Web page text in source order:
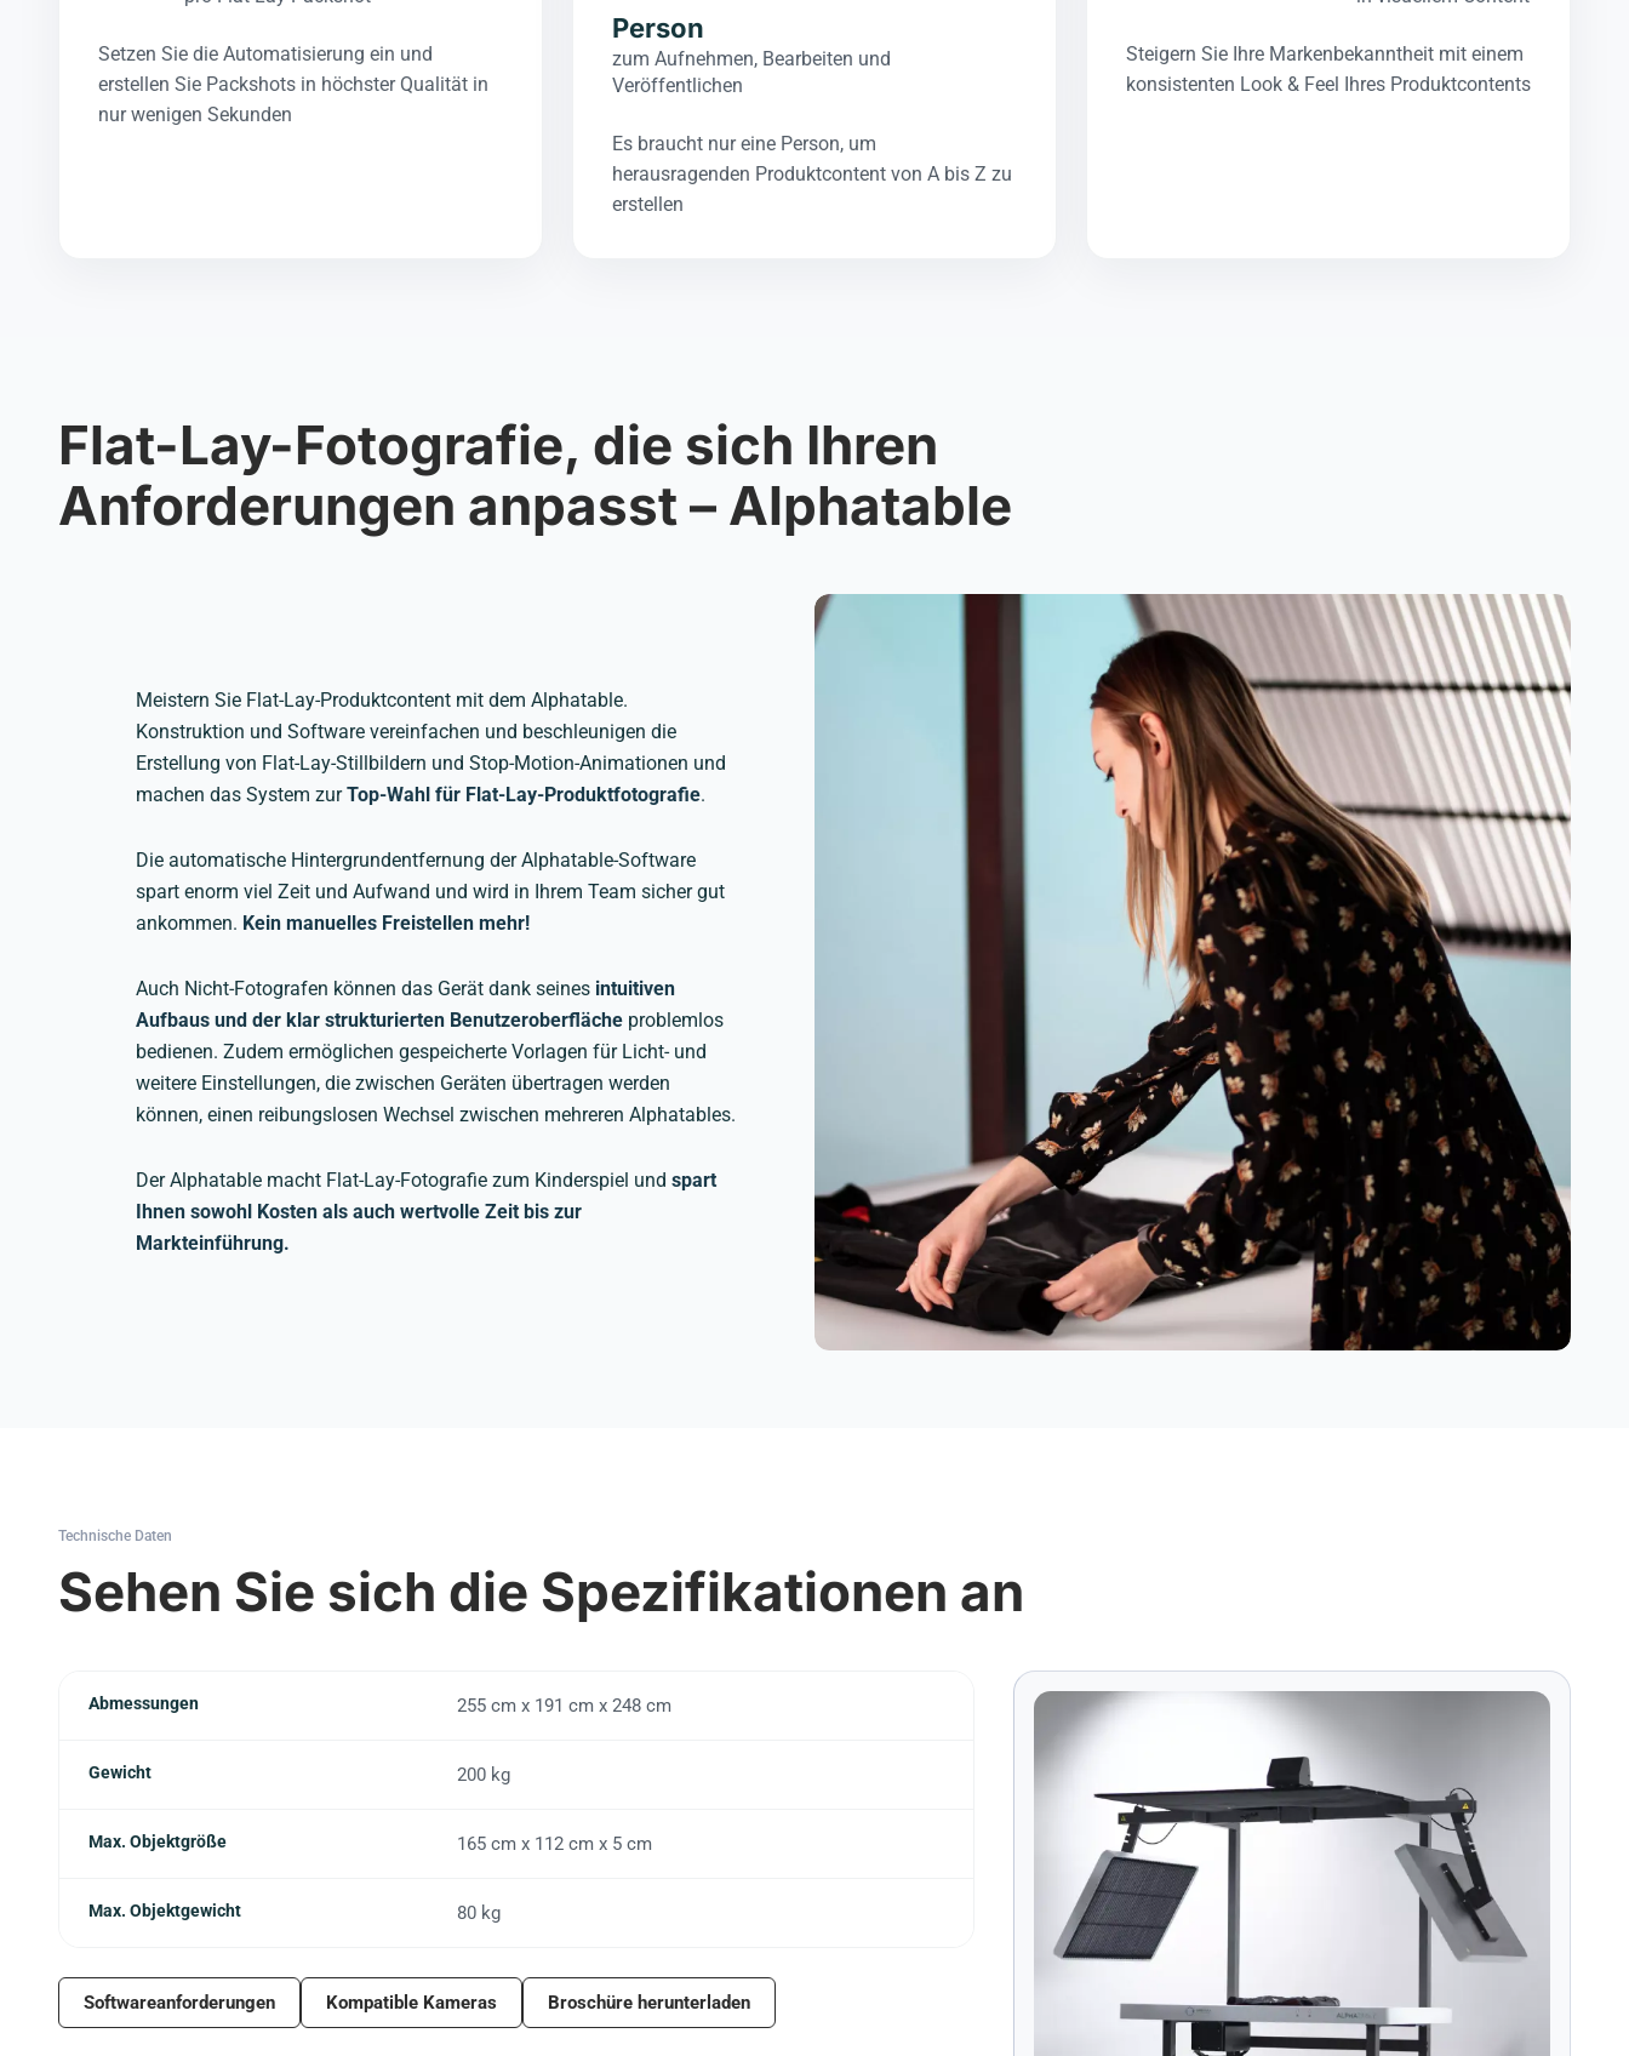
Setzen Sie die Automatisierung ein und
erstellen Sie Packshots in höchster Qualität in
nur wenigen Sekunden
Person
zum Aufnehmen, Bearbeiten und
Veröffentlichen
Es braucht nur eine Person, um
herausragenden Produktcontent von A bis Z zu
erstellen
Steigern Sie Ihre Markenbekanntheit mit einem
konsistenten Look & Feel Ihres Produktcontents
Flat-Lay-Fotografie, die sich Ihren
Anforderungen anpasst – Alphatable
Meistern Sie Flat-Lay-Produktcontent mit dem Alphatable.
Konstruktion und Software vereinfachen und beschleunigen die
Erstellung von Flat-Lay-Stillbildern und Stop-Motion-Animationen und
machen das System zurTop-Wahl für Flat-Lay-Produktfotografie.
Die automatische Hintergrundentfernung der Alphatable-Software
spart enorm viel Zeit und Aufwand und wird in Ihrem Team sicher gut
ankommen. Kein manuelles Freistellen mehr!
Auch Nicht-Fotografen können das Gerät dank seines intuitiven
Aufbaus und der klar strukturierten Benutzeroberfläche problemlos
bedienen. Zudem ermöglichen gespeicherte Vorlagen für Licht- und
weitere Einstellungen, die zwischen Geräten übertragen werden
können, einen reibungslosen Wechsel zwischen mehreren Alphatables.
Der Alphatable macht Flat-Lay-Fotografie zum Kinderspiel und spart
Ihnen sowohl Kosten als auch wertvolle Zeit bis zur
Markteinführung.
Technische Daten
Sehen Sie sich die Spezifikationen an
Abmessungen 255 cm x 191 cm x 248 cm
Gewicht 200 kg
Max. Objektgröße 165 cm x 112 cm x 5 cm
Max. Objektgewicht 80 kg
Softwareanforderungen Kompatible Kameras Broschüre herunterladen